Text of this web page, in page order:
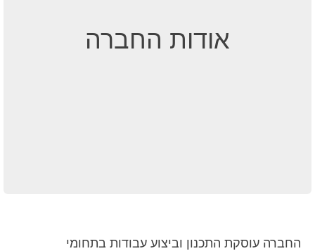
אודות החברה
החברה עוסקת התכנון וביצוע עבודות בתחומי